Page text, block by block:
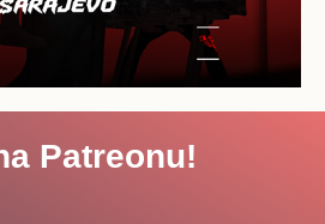
Patreonu!